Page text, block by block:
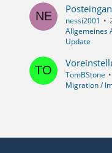
nessi2001
Allgemeines
Update
TomBStone
Migration /